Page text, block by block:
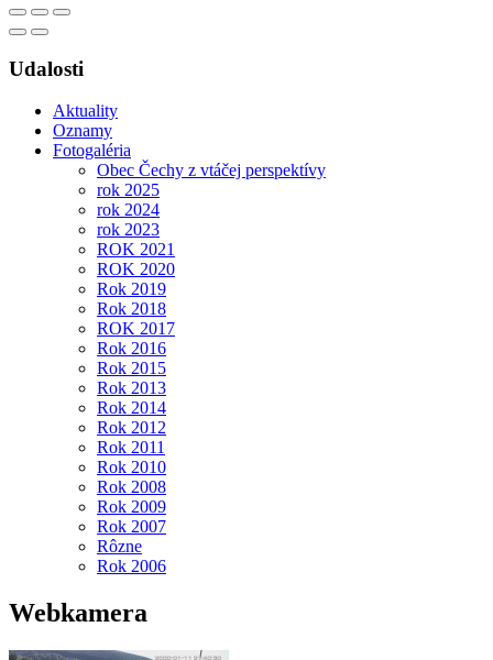
Udalosti
Aktuality
Oznamy
Fotogaléria
Obec Čechy z vtáčej perspektívy
rok 2025
rok 2024
rok 2023
ROK 2021
ROK 2020
Rok 2019
Rok 2018
ROK 2017
Rok 2016
Rok 2015
Rok 2013
Rok 2014
Rok 2012
Rok 2011
Rok 2010
Rok 2008
Rok 2009
Rok 2007
Rôzne
Rok 2006
Webkamera